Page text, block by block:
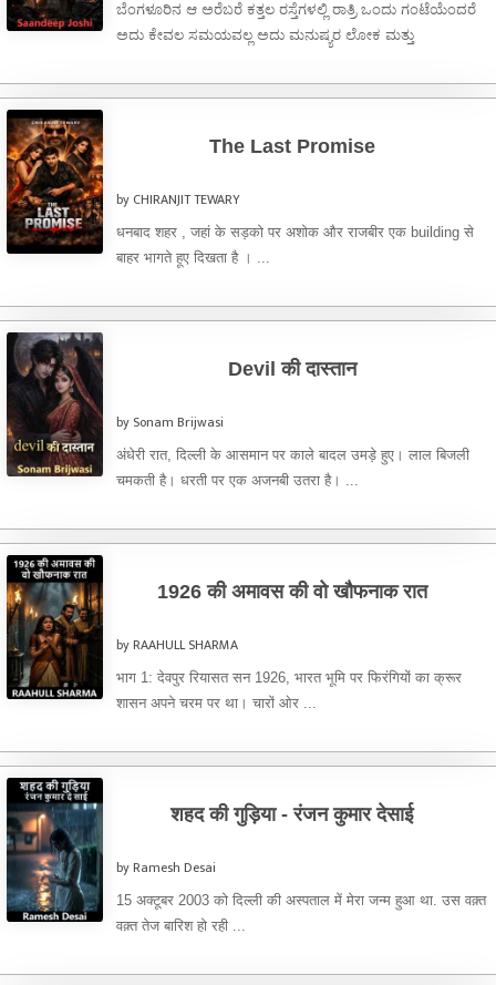
ಬೆಂಗಳೂರಿನ ಆ ಅರೆಬರೆ ಕತ್ತಲ ರಸ್ತೆಗಳಲ್ಲಿ ರಾತ್ರಿ ಒಂದು ಗಂಟೆಯೆಂದರೆ
ಅದು ಕೇವಲ ಸಮಯವಲ್ಲ ಅದು ಮನುಷ್ಯರ ಲೋಕ ಮತ್ತು
The Last Promise
by CHIRANJIT TEWARY
धनबाद शहर , जहां के सड़को पर अशोक और राजबीर एक building से
बाहर भागते हूए दिखता है । ...
Devil की दास्तान
by Sonam Brijwasi
अंधेरी रात, दिल्ली के आसमान पर काले बादल उमड़े हुए। लाल बिजली
चमकती है। धरती पर एक अजनबी उतरा है। ...
1926 की अमावस की वो खौफनाक रात
by RAAHULL SHARMA
भाग 1: देवपुर रियासत सन 1926, भारत भूमि पर फिरंगियों का क्रूर
शासन अपने चरम पर था। चारों ओर ...
शहद की गुड़िया - रंजन कुमार देसाई
by Ramesh Desai
15 अक्टूबर 2003 को दिल्ली की अस्पताल में मेरा जन्म हुआ था. उस वक़्त
वक़्त तेज बारिश हो रही ...